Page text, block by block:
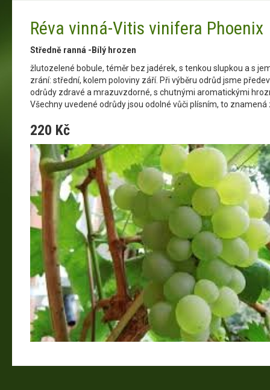
Réva vinná-Vitis vinifera Phoenix
Středně ranná -Bílý hrozen
žlutozelené bobule, téměr bez jadérek, s tenkou slupkou a s
zrání: střední, kolem poloviny září. Při výběru odrůd jsme
odrůdy zdravé a mrazuvzdorné, s chutnými aromatickými
Všechny uvedené odrůdy jsou odolné vůči plísním, to
220 Kč